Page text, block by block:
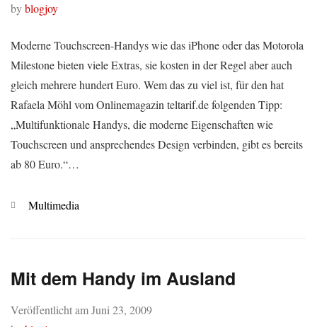
byblogjoy
Moderne Touchscreen-Handys wie das iPhone oder das Motorola
Milestone bieten viele Extras, sie kosten in der Regel aber auch
gleich mehrere hundert Euro. Wem das zu viel ist, für den hat
Rafaela Möhl vom Onlinemagazin teltarif.de folgenden Tipp:
„Multifunktionale Handys, die moderne Eigenschaften wie
Touchscreen und ansprechendes Design verbinden, gibt es bereits
ab 80 Euro.“…
Kategorien
Multimedia
Mit dem Handy im Ausland
Veröffentlicht amJuni 23, 2009